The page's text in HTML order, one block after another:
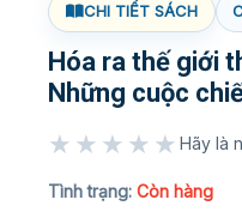
CHI TIẾT SÁCH
Hóa ra thế giới
Những cuộc
★★★★★ Hãy là
Tình trạng: Còn hàng